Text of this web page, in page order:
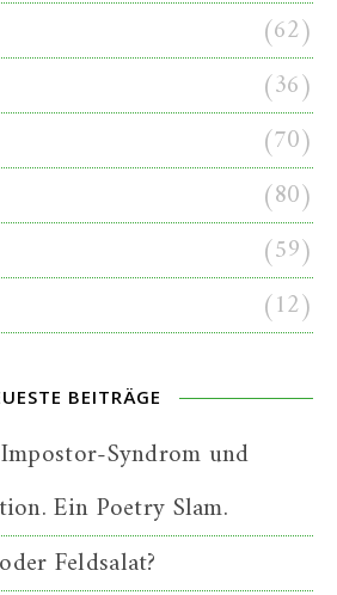
(62)
(36)
(70)
(80)
(59)
(12)
BEITRÄGE
Syndrom und
Ein Poetry Slam.
Feldsalat?